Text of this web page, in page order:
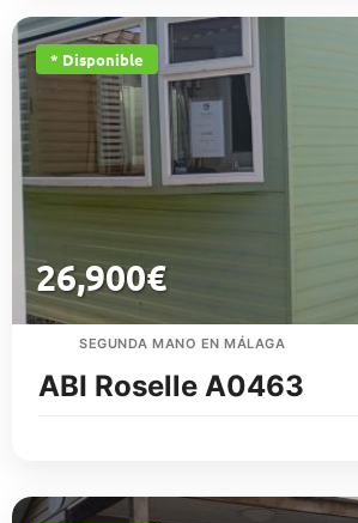
* Disponible
26,900€
SEGUNDA MANO EN MÁLAGA
ABI Roselle A0463